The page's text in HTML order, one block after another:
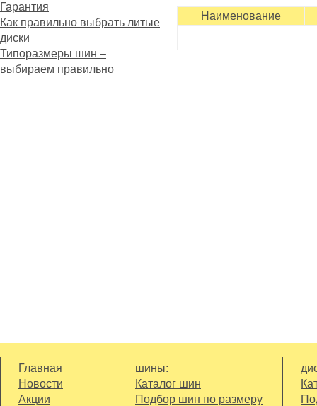
Гарантия
Как правильно выбрать литые
диски
Типоразмеры шин –
выбираем правильно
Наименование
Главная
Новости
Акции
шины:
Каталог шин
Подбор шин по размеру